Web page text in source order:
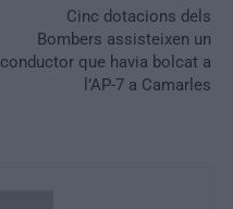
Cinc dotacions dels
Bombers assisteixen un
conductor que havia bolcat a
l’AP-7 a Camarles